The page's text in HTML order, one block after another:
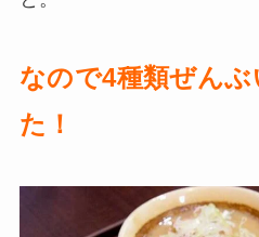
なので4種類ぜん
た！